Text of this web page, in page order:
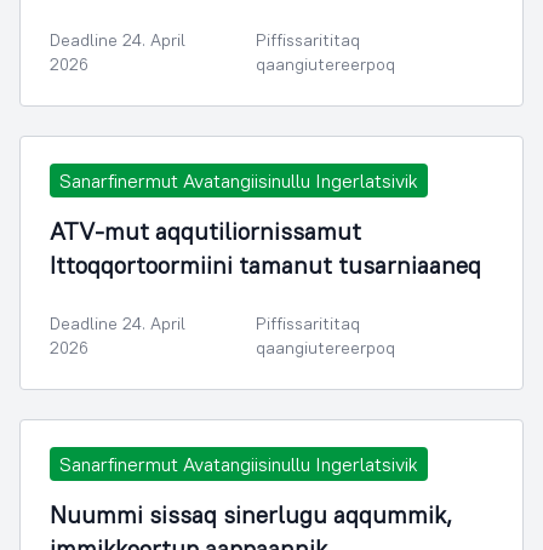
Deadline 24. April
2026
Piffissarititaq
qaangiutereerpoq
Sanarfinermut Avatangiisinullu Ingerlatsivik
ATV-mut aqqutiliornissamut
Ittoqqortoormiini tamanut tusarniaaneq
Deadline 24. April
2026
Piffissarititaq
qaangiutereerpoq
Sanarfinermut Avatangiisinullu Ingerlatsivik
Nuummi sissaq sinerlugu aqqummik,